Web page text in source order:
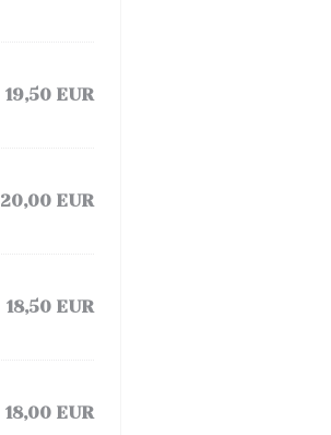
19,50 EUR
20,00 EUR
18,50 EUR
18,00 EUR